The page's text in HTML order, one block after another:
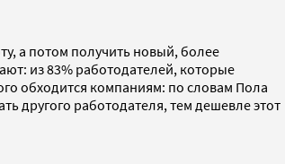
а потом получить новый, более
из 83% работодателей, которые
обходится компаниям: по словам Пола
другого работодателя, тем дешевле этот